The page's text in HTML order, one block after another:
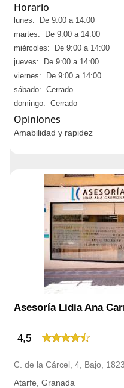
Horario
lunes: De 9:00 a 14:00
martes: De 9:00 a 14:00
miércoles: De 9:00 a 14:00
jueves: De 9:00 a 14:00
viernes: De 9:00 a 14:00
sábado: Cerrado
domingo: Cerrado
Opiniones
Amabilidad y rapidez
Asesoría Lidia Ana
4,5
C. de la Cárcel, 4, Bajo,
Atarfe, Granada